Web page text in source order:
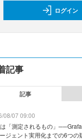
ログイン
記事
記事
08/07 09:00
「測定されるもの」
ジェント実用化までの6つの